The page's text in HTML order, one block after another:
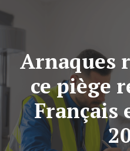
Arnaques
ce piège
Français